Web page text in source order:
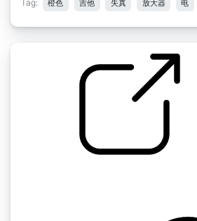
Tag: 橙色 吉他 失真 放大器 电